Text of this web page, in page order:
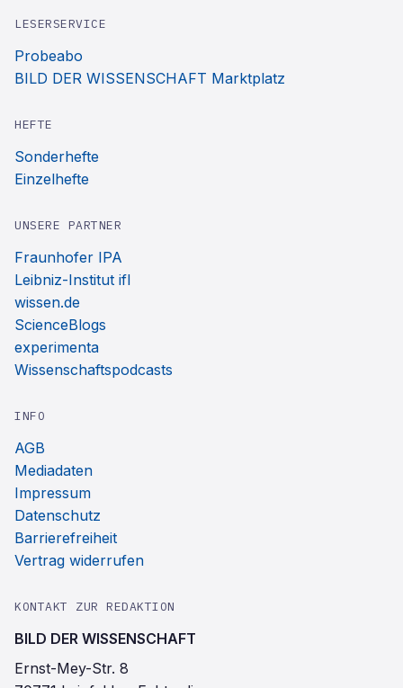
LESERSERVICE
Probeabo
BILD DER WISSENSCHAFT Marktplatz
HEFTE
Sonderhefte
Einzelhefte
UNSERE PARTNER
Fraunhofer IPA
Leibniz-Institut ifl
wissen.de
ScienceBlogs
experimenta
Wissenschaftspodcasts
INFO
AGB
Mediadaten
Impressum
Datenschutz
Barrierefreiheit
Vertrag widerrufen
KONTAKT ZUR REDAKTION
BILD DER WISSENSCHAFT
Ernst-Mey-Str. 8